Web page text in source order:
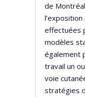
de
effectuées
modèles
également
travail un
voie
stratégies